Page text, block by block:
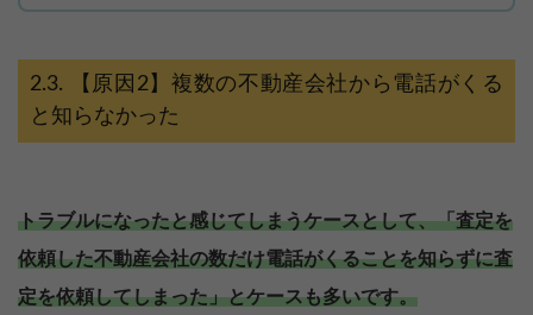
【原因2】複数の不動産会社から電話がくる
と知らなかった
トラブルになったと感じてしまうケースとして、「査定を
依頼した不動産会社の数だけ電話がくることを知らずに査
定を依頼してしまった」とケースも多いです。